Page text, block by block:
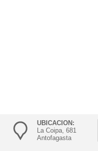
UBICACION:
La Coipa, 681
Antofagasta